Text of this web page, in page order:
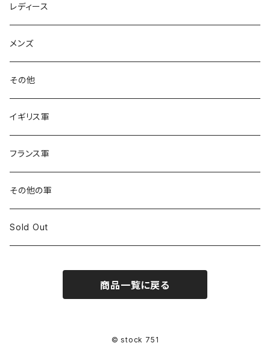
レディース
メンズ
その他
イギリス軍
フランス軍
その他の軍
Sold Out
商品一覧に戻る
© stock 751